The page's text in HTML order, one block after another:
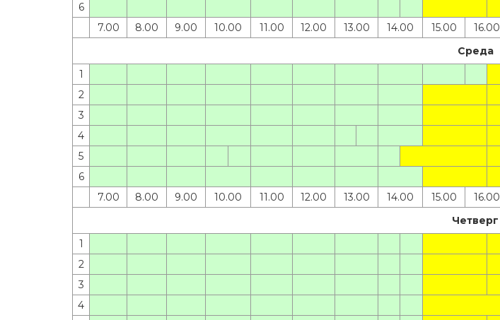
6
7.00
8.00 9.00 10.00 11.00 12.00 13.00 14.00 15.00 16.00
Среда
1
2
3
4
5
6
7.00
8.00 9.00 10.00 11.00 12.00 13.00 14.00 15.00 16.00
Четверг
1
2
3
4